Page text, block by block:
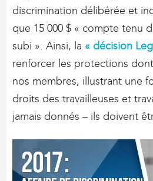
discrimination délibérée et
que 15 000 $ « compte tenu
subi ». Ainsi, la « décision
renforcer les protections
nos membres, illustrant une
droits des travailleuses et
jamais donnés – ils doivent